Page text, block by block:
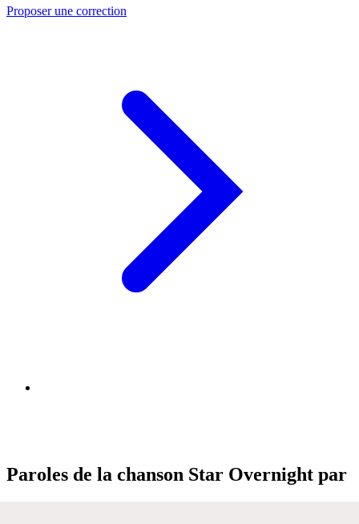
Proposer une correction
Paroles de la chanson Star Overnight par